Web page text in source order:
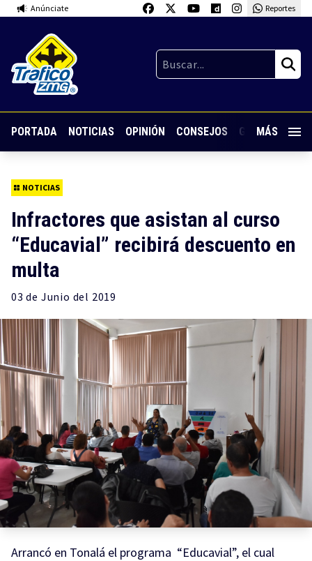
Anúnciate Reportes
PORTADA NOTICIAS OPINIÓN CONSEJOS GUARDIA
MÁS
NOTICIAS
Infractores que asistan al curso
“Educavial” recibirá descuento en
multa
03 de Junio del 2019
Arrancó en Tonalá el programa “Educavial”, el cual